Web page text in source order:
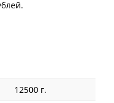
12500 г.